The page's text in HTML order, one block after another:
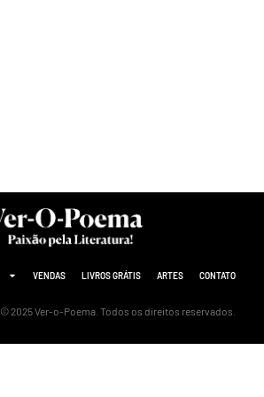
VENDAS LIVROS GRÁTIS ARTES CONTATO
© 2025 Ver-o-Poema. Todos os direitos reservados.